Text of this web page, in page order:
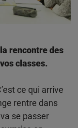
rencontre des
classes.
ce qui arrive
rentre dans
se passer